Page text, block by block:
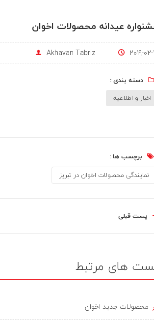
عیدانه محصولات اخوان
2019-
Akhavan Tabriz
دسته بندی :
اخبار و اطلاعیه
برچسب ها :
نمایندگی محصولات اخوان در تبریز
پست قبلی
های مرتبط
محصولات جدید اخوان